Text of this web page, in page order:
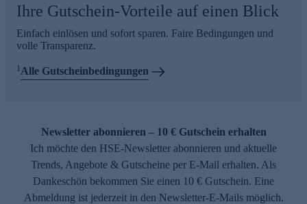
Ihre Gutschein-Vorteile auf einen Blick
Einfach einlösen und sofort sparen. Faire Bedingungen und
volle Transparenz.
1Alle Gutscheinbedingungen
Newsletter abonnieren – 10 € Gutschein erhalten
Ich möchte den HSE-Newsletter abonnieren und aktuelle
Trends, Angebote & Gutscheine per E-Mail erhalten. Als
Dankeschön bekommen Sie einen 10 € Gutschein. Eine
Abmeldung ist jederzeit in den Newsletter-E-Mails möglich.